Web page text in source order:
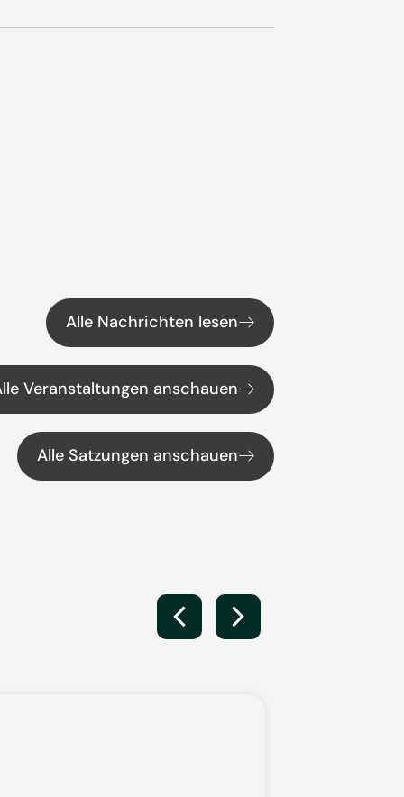
Alle Nachrichten lesen
Veranstaltungen anschauen
Alle Satzungen anschauen